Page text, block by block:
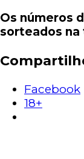
Os números
sorteados na
Facebook
18+